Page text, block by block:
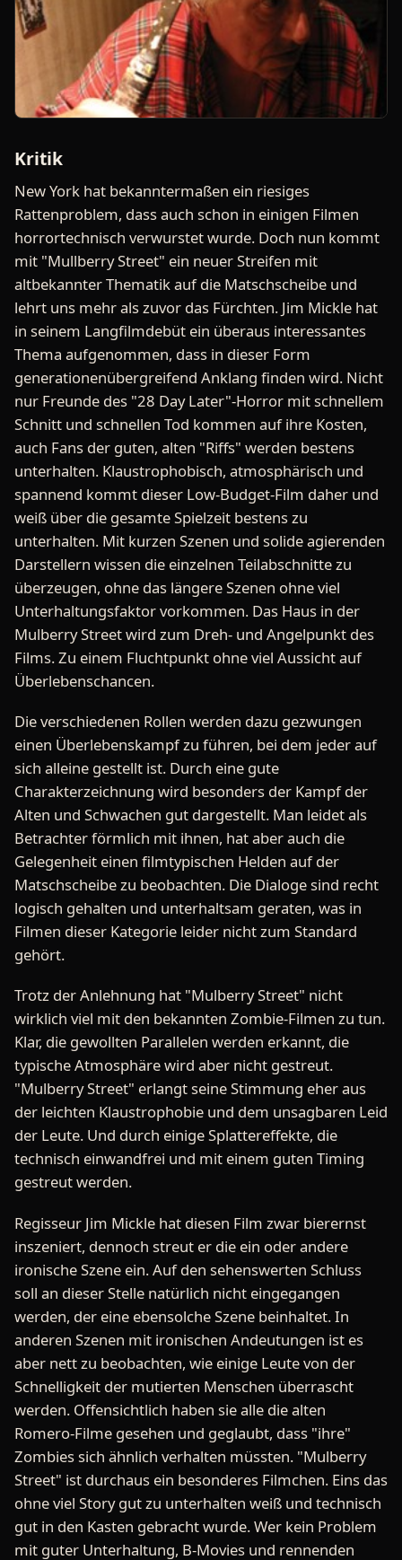
Kritik
New York hat bekanntermaßen ein riesiges
Rattenproblem, dass auch schon in einigen Filmen
horrortechnisch verwurstet wurde. Doch nun kommt
mit "Mullberry Street" ein neuer Streifen mit
altbekannter Thematik auf die Matschscheibe und
lehrt uns mehr als zuvor das Fürchten. Jim Mickle hat
in seinem Langfilmdebüt ein überaus interessantes
Thema aufgenommen, dass in dieser Form
generationenübergreifend Anklang finden wird. Nicht
nur Freunde des "28 Day Later"-Horror mit schnellem
Schnitt und schnellen Tod kommen auf ihre Kosten,
auch Fans der guten, alten "Riffs" werden bestens
unterhalten. Klaustrophobisch, atmosphärisch und
spannend kommt dieser Low-Budget-Film daher und
weiß über die gesamte Spielzeit bestens zu
unterhalten. Mit kurzen Szenen und solide agierenden
Darstellern wissen die einzelnen Teilabschnitte zu
überzeugen, ohne das längere Szenen ohne viel
Unterhaltungsfaktor vorkommen. Das Haus in der
Mulberry Street wird zum Dreh- und Angelpunkt des
Films. Zu einem Fluchtpunkt ohne viel Aussicht auf
Überlebenschancen.
Die verschiedenen Rollen werden dazu gezwungen
einen Überlebenskampf zu führen, bei dem jeder auf
sich alleine gestellt ist. Durch eine gute
Charakterzeichnung wird besonders der Kampf der
Alten und Schwachen gut dargestellt. Man leidet als
Betrachter förmlich mit ihnen, hat aber auch die
Gelegenheit einen filmtypischen Helden auf der
Matschscheibe zu beobachten. Die Dialoge sind recht
logisch gehalten und unterhaltsam geraten, was in
Filmen dieser Kategorie leider nicht zum Standard
gehört.
Trotz der Anlehnung hat "Mulberry Street" nicht
wirklich viel mit den bekannten Zombie-Filmen zu tun.
Klar, die gewollten Parallelen werden erkannt, die
typische Atmosphäre wird aber nicht gestreut.
"Mulberry Street" erlangt seine Stimmung eher aus
der leichten Klaustrophobie und dem unsagbaren Leid
der Leute. Und durch einige Splattereffekte, die
technisch einwandfrei und mit einem guten Timing
gestreut werden.
Regisseur Jim Mickle hat diesen Film zwar bierernst
inszeniert, dennoch streut er die ein oder andere
ironische Szene ein. Auf den sehenswerten Schluss
soll an dieser Stelle natürlich nicht eingegangen
werden, der eine ebensolche Szene beinhaltet. In
anderen Szenen mit ironischen Andeutungen ist es
aber nett zu beobachten, wie einige Leute von der
Schnelligkeit der mutierten Menschen überrascht
werden. Offensichtlich haben sie alle die alten
Romero-Filme gesehen und geglaubt, dass "ihre"
Zombies sich ähnlich verhalten müssten. "Mulberry
Street" ist durchaus ein besonderes Filmchen. Eins das
ohne viel Story gut zu unterhalten weiß und technisch
gut in den Kasten gebracht wurde. Wer kein Problem
mit guter Unterhaltung, B-Movies und rennenden